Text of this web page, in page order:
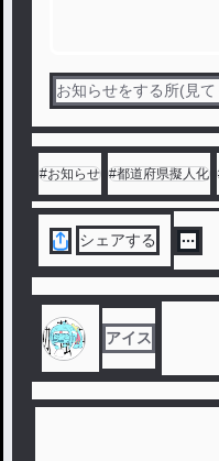
お知らせをする所(見
#お知らせ #都道府県擬人化
シェアする
アイス